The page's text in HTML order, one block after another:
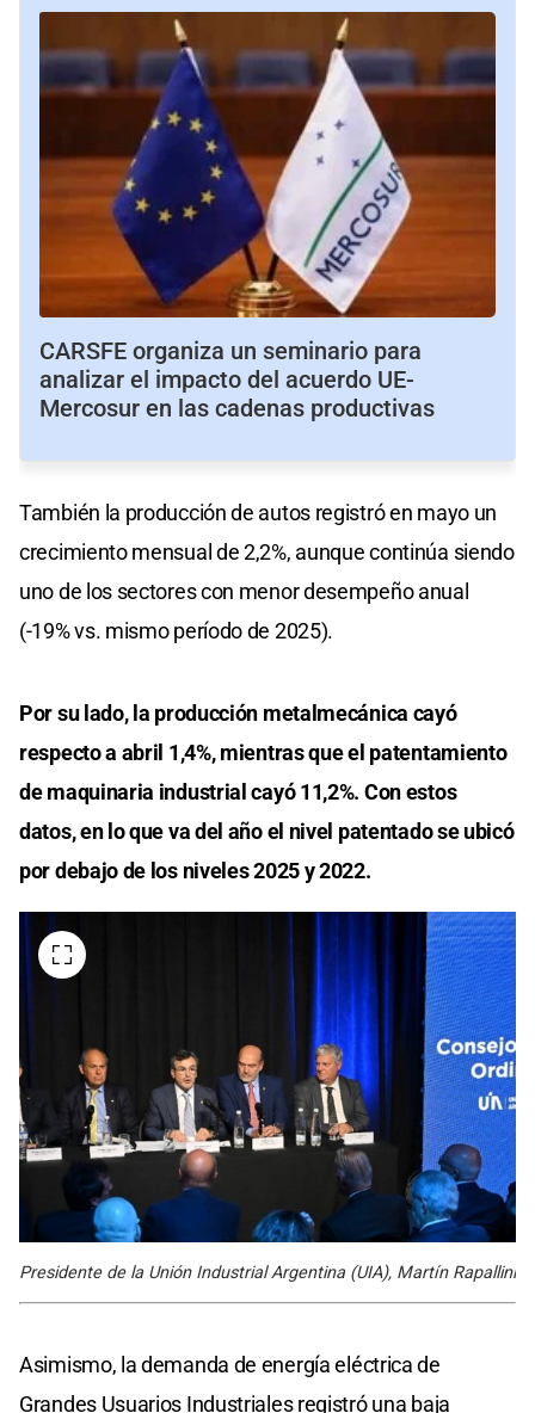
CARSFE organiza un seminario para
analizar el impacto del acuerdo UE-
Mercosur en las cadenas productivas
También la producción de autos registró en mayo un
crecimiento mensual de 2,2%, aunque continúa siendo
uno de los sectores con menor desempeño anual
(-19% vs. mismo período de 2025).
Por su lado, la producción metalmecánica cayó
respecto a abril 1,4%, mientras que el patentamiento
de maquinaria industrial cayó 11,2%. Con estos
datos, en lo que va del año el nivel patentado se ubicó
por debajo de los niveles 2025 y 2022.
Presidente de la Unión Industrial Argentina (UIA), Martín Rapallini
Asimismo, la demanda de energía eléctrica de
Grandes Usuarios Industriales registró una baja